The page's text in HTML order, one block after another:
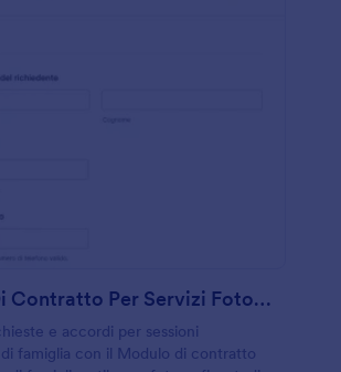
Modulo Di Contratto Per Servizi Fotografici Familiare
e accordi per sessioni
famiglia con il Modulo di contratto